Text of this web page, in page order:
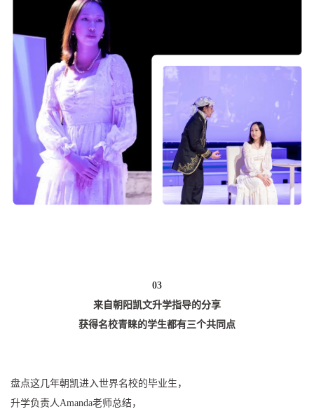
03
来自朝阳凯文升学指导的分享
获得名校青睐的学生都有三个共同点
盘点这几年朝凯进入世界名校的毕业生，
升学负责人Amanda老师总结，